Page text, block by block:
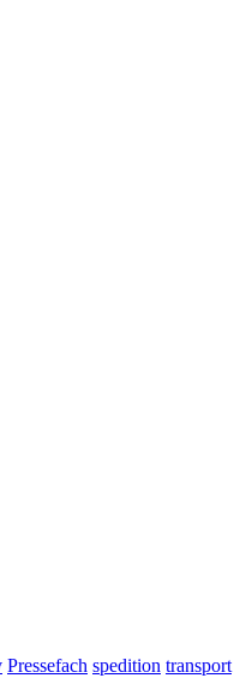
Pressefach spedition transport